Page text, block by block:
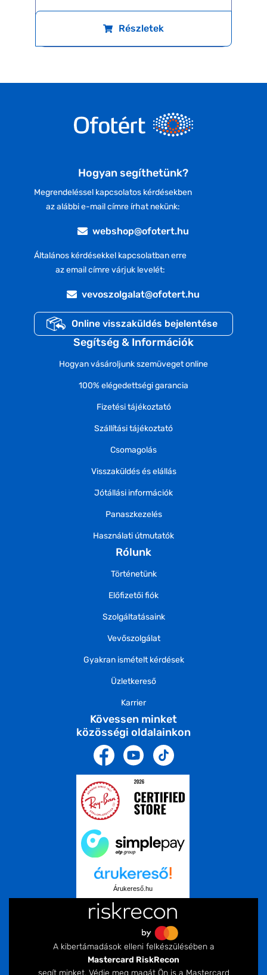
Részletek
Hogyan segíthetünk?
Megrendeléssel kapcsolatos kérdésekben
az alábbi e-mail címre írhat nekünk:
webshop@ofotert.hu
Általános kérdésekkel kapcsolatban erre
az email címre várjuk levelét:
vevoszolgalat@ofotert.hu
Online visszaküldés bejelentése
Segítség & Információk
Hogyan vásároljunk szemüveget online
100% elégedettségi garancia
Fizetési tájékoztató
Szállítási tájékoztató
Csomagolás
Visszaküldés és elállás
Jótállási információk
Panaszkezelés
Használati útmutatók
Rólunk
Történetünk
Előfizetői fiók
Szolgáltatásaink
Vevőszolgálat
Gyakran ismételt kérdések
Üzletkereső
Karrier
Kövessen minket
közösségi oldalainkon
Árukereső.hu
A kibertámadások elleni felkészülésében a
Mastercard RiskRecon
segít minket. Védje meg magát Ön is a Mastercard